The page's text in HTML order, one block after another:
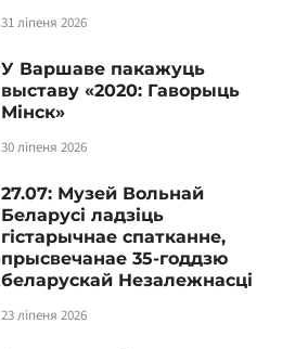
31 ліпеня 2026
У Варшаве пакажуць
выставу «2020: Гаворыць
Мінск»
30 ліпеня 2026
27.07: Музей Вольнай
Беларусі ладзіць
гістарычнае спатканне,
прысвечанае 35-годдзю
беларускай Незалежнасці
23 ліпеня 2026